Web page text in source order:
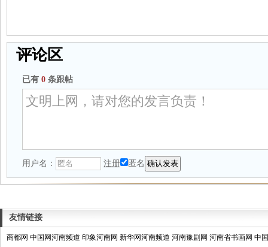
评论区
已有 0 条跟帖
用户名： 注册 匿名
友情链接
商都网 中国网河南频道 印象河南网 新华网河南频道 河南豫剧网 河南省书画网 中